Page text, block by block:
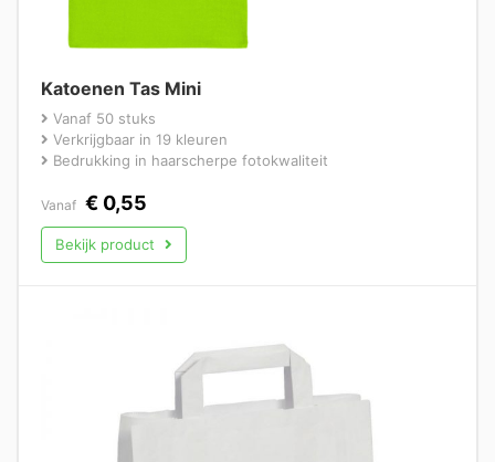
Katoenen Tas Mini
Vanaf 50 stuks
Verkrijgbaar in 19 kleuren
Bedrukking in haarscherpe fotokwaliteit
Vanaf € 0,55
Bekijk product